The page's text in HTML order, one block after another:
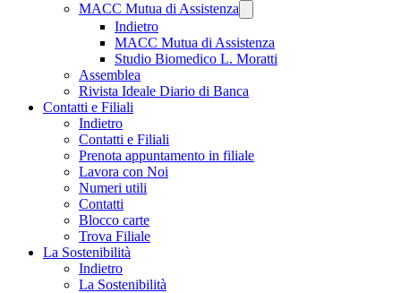
MACC Mutua di Assistenza
Indietro
MACC Mutua di Assistenza
Studio Biomedico L. Moratti
Assemblea
Rivista Ideale Diario di Banca
Contatti e Filiali
Indietro
Contatti e Filiali
Prenota appuntamento in filiale
Lavora con Noi
Numeri utili
Contatti
Blocco carte
Trova Filiale
La Sostenibilità
Indietro
La Sostenibilità